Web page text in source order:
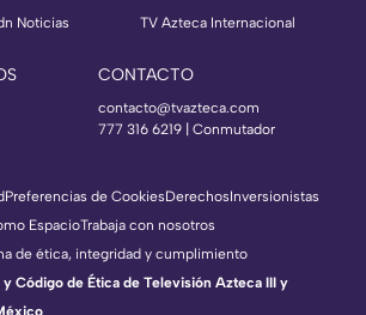
Noticias
TV Azteca Internacional
CONTACTO
contacto@tvazteca.com
777 316 6219 | Conmutador
Preferencias de CookiesDerechosInversionistas
EspacioTrabaja con nosotros
de ética, integridad y cumplimiento
Código de Ética de Televisión Azteca III y